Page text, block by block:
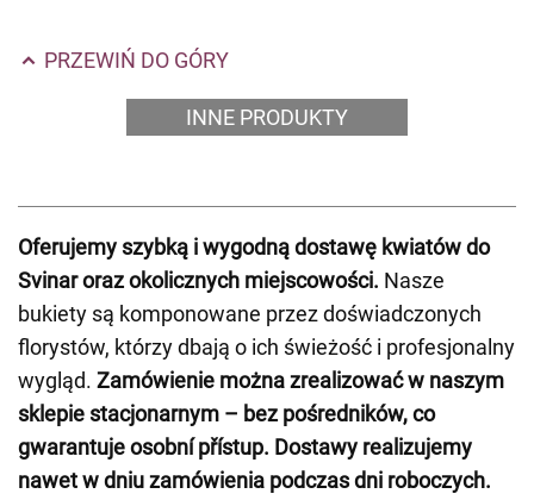
PRZEWIŃ DO GÓRY
INNE PRODUKTY
Oferujemy szybką i wygodną dostawę kwiatów do
Svinar oraz okolicznych miejscowości. Nasze
bukiety są komponowane przez doświadczonych
florystów, którzy dbają o ich świeżość i profesjonalny
wygląd. Zamówienie można zrealizować w naszym
sklepie stacjonarnym – bez pośredników, co
gwarantuje osobní přístup. Dostawy realizujemy
nawet w dniu zamówienia podczas dni roboczych.